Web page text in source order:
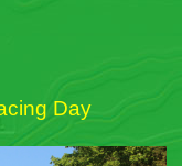
Day